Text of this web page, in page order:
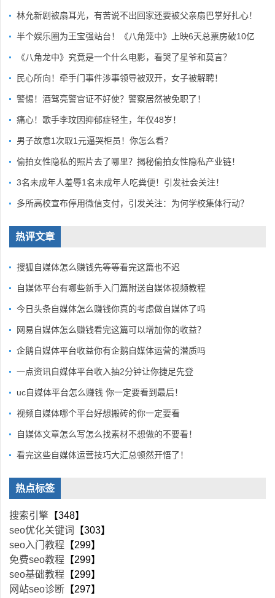
林允新剧被扇耳光，有苦说不出回家还要被父亲扇巴掌好扎心！
半个娱乐圈为王宝强站台！《八角笼中》上映6天总票房破10亿
《八角龙中》究竟是一个什么电影，看哭了星爷和莫言？
民心所向！牵手门事件涉事领导被双开，女子被解聘！
警惕！酒驾亮警官证不好使？警察居然被免职了！
痛心！歌手李玟因抑郁症轻生，年仅48岁！
男子故意1次取1元逼哭柜员！你怎么看？
偷拍女性隐私的照片去了哪里？揭秘偷拍女性隐私产业链！
3名未成年人羞辱1名未成年人吃粪便！引发社会关注！
多所高校宣布停用微信支付，引发关注：为何学校集体行动？
热评文章
搜狐自媒体怎么赚钱先等等看完这篇也不迟
自媒体平台有哪些新手入门篇附送自媒体视频教程
今日头条自媒体怎么赚钱你真的考虑做自媒体了吗
网易自媒体怎么赚钱看完这篇可以增加你的收益？
企鹅自媒体平台收益你有企鹅自媒体运营的潜质吗
一点资讯自媒体平台收入抽2分钟让你捷足先登
uc自媒体平台怎么赚钱 你一定要看到最后！
视频自媒体哪个平台好想搬砖的你一定要看
自媒体文章怎么写怎么找素材不想做的不要看！
看完这些自媒体运营技巧大汇总顿然开悟了！
热点标签
搜索引擎 【348】
seo优化关键词
【303】
seo入门教程 【299】
免费seo教程 【299】
seo基础教程 【299】
网站seo诊断 【297】